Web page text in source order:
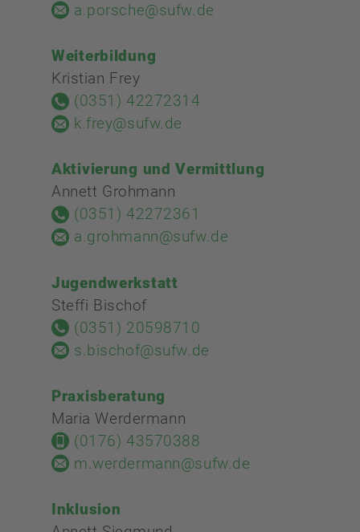
a.porsche@sufw.de
Weiterbildung
Kristian Frey
(0351) 42272314
k.frey@sufw.de
Aktivierung und Vermittlung
Annett Grohmann
(0351) 42272361
a.grohmann@sufw.de
Jugendwerkstatt
Steffi Bischof
(0351) 20598710
s.bischof@sufw.de
Praxisberatung
Maria Werdermann
(0176) 43570388
m.werdermann@sufw.de
Inklusion